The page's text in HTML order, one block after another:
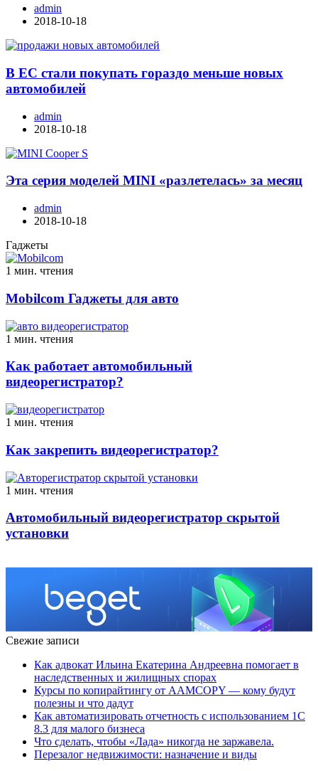
admin
2018-10-18
В ЕС стали покупать гораздо меньше новых
автомобилей
admin
2018-10-18
Эта серия моделей MINI «разлетелась» за месяц
admin
2018-10-18
Гаджеты
1 мин. чтения
Mobilcom Гаджеты для авто
1 мин. чтения
Как работает автомобильный
видеорегистратор?
1 мин. чтения
Как закрепить видеорегистратор?
1 мин. чтения
Автомобильный видеорегистратор скрытой
установки
Свежие записи
Как адвокат Ильина Екатерина Андреевна помогает в
наследственных и жилищных спорах
Курсы по копирайтингу от AAMCOPY — кому будут
полезны и что дадут
Как автоматизировать отчетность с использованием 1С
8.3 для малого бизнеса
Что сделать, чтобы «Лада» никогда не заржавела.
Перезалог недвижимости: назначение и виды